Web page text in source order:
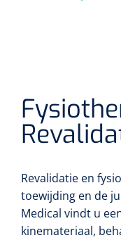
Revalidatie en
toewijding en de
Medical vindt u
kinemateriaal,